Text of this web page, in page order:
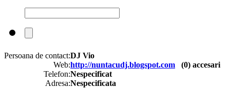
Persoana de contact:DJ Vio
Web:http://nuntacudj.blogspot.com (0) accesari
Telefon:Nespecificat
Adresa:Nespecificata